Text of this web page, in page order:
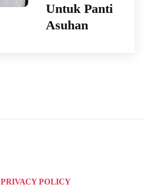
Untuk Panti
Asuhan
PRIVACY POLICY